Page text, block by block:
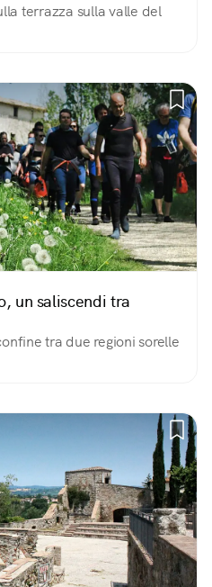
terrazza sulla valle del
un saliscendi tra
tra due regioni sorelle